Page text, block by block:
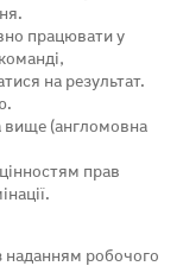
працювати у
на результат.
вище (англомовна
прав
наданням робочого